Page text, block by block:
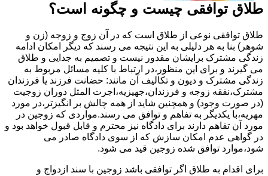
طلاق توافقی چیست و چگونه است؟
طلاق توافقی نوعی از طلاق است که در آن زوج و زوجه (زن و
شوهر) بنا به هر دلیلی به این نتیجه می رسند که دیگر امکان ادامه
زندگی مشترک برایشان مقدور نیست و تصمیم به جدایی و طلاق
می گیرند و برای این منظور،در ارتباط با کلیه مسائل مربوط به
زندگی مشترک و دیون و تکالیف آن مانند: حضانت فرزند یا فرزندان
مشترک،نفقه زوجه و فرزندان،جهیزیه،اجرت المثل دوران زوجیت
(در صورت وجود) و همچنین شاید از همه چالش بر انگیزتر،در مورد
مهریه،با یکدیگر به تفاهم و توافق می رسند.مواردی که زوجین در
مورد آن تفاهم دارند برای دادگاه نیز محترم و قابل قبول خواهد بود و
در گواهی عدم امکان سازش که از سوی دادگاه صادر می
شود،موارد توافق شده زوجین قید می شود.
برای اقدام به طلاق اگر توافقی باشد زوجین با سند ازدواج و